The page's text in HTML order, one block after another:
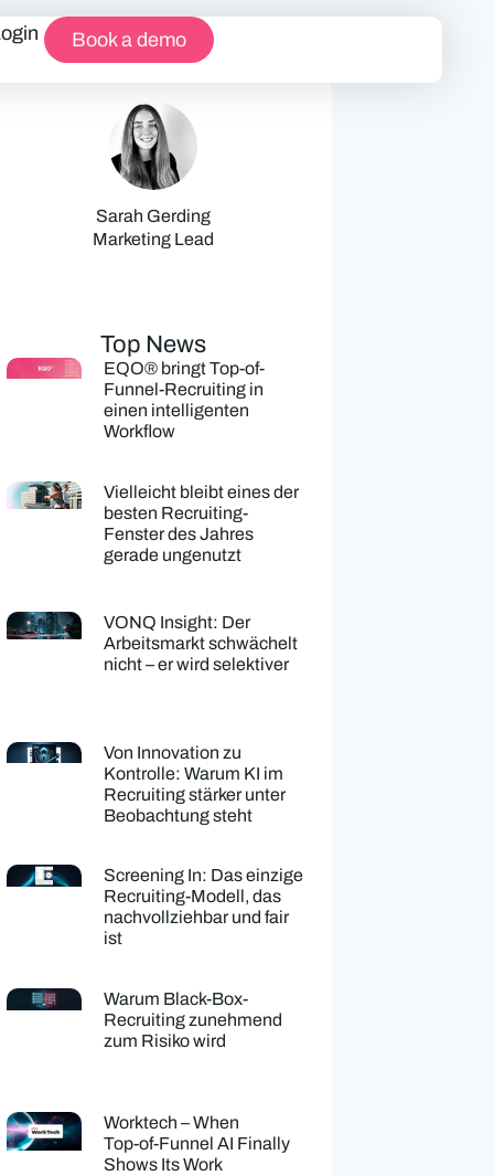
Book a demo
Sarah Gerding
Marketing Lead
Top News
EQO® bringt Top-of-
Funnel-Recruiting in
einen intelligenten
Workflow
Vielleicht bleibt eines der
besten Recruiting-
Fenster des Jahres
gerade ungenutzt
VONQ Insight: Der
Arbeitsmarkt schwächelt
nicht – er wird selektiver
Von Innovation zu
Kontrolle: Warum KI im
Recruiting stärker unter
Beobachtung steht
Screening In: Das einzige
Recruiting-Modell, das
nachvollziehbar und fair
ist
Warum Black-Box-
Recruiting zunehmend
zum Risiko wird
Worktech – When
Top‑of‑Funnel AI Finally
Shows Its Work